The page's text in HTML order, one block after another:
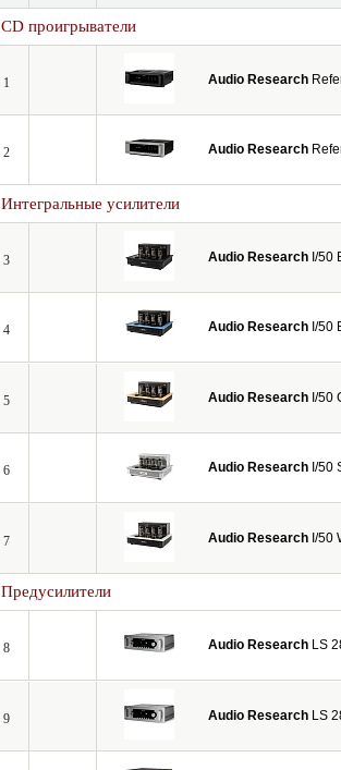
CD проигрыватели
1 Audio Research
2 Audio Research
Интегральные усилители
3 Audio Research I/50
4 Audio Research I/50
5 Audio Research I/50
6 Audio Research I/50
7 Audio Research I/50
Предусилители
8 Audio Research LS
9 Audio Research LS